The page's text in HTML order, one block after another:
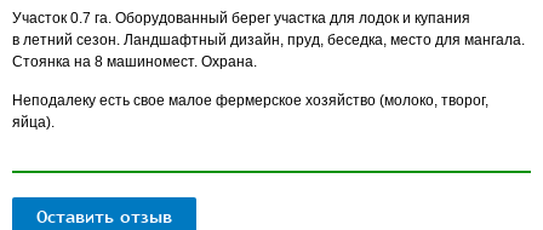
Участок 0.7 га. Оборудованный берег участка для лодок и купания
в летний сезон. Ландшафтный дизайн, пруд, беседка, место для мангала.
Стоянка на 8 машиномест. Охрана.
Неподалеку есть свое малое фермерское хозяйство (молоко, творог,
яйца).
Оставить отзыв